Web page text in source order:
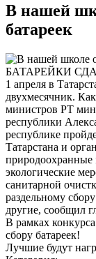
В нашей
батареек
БАТАРЕЙКИ
1 апреля в
двухмесячник.
министров РТ
республики
республике
Татарстана и
природоохранные
экологические
санитарной
раздельному
другие, сообщил
В рамках
сбору батареек!
Лучшие будут